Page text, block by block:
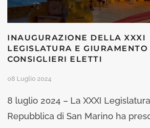
INAUGURAZIONE DELLA XXXI
LEGISLATURA E GIURAMENTO
CONSIGLIERI ELETTI
08 Luglio 2024
8 luglio 2024 – La XXXI
Repubblica di San Marino ha